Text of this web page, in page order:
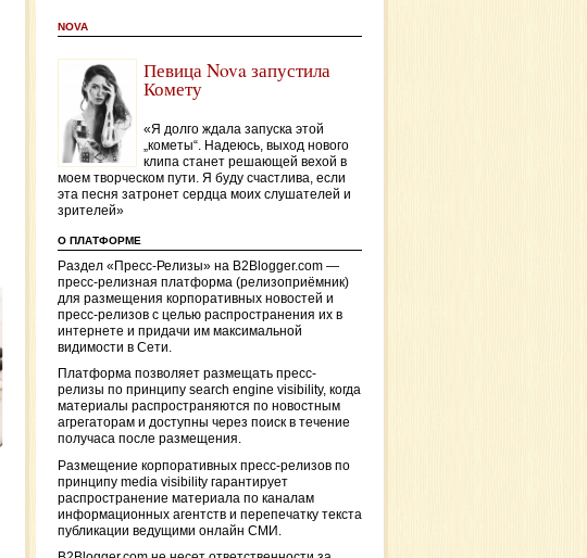
NOVA
Певица Nova запустила
Комету
«Я долго ждала запуска этой
„кометы“. Надеюсь, выход нового
клипа станет решающей вехой в
моем творческом пути. Я буду счастлива, если
эта песня затронет сердца моих слушателей и
зрителей»
О ПЛАТФОРМЕ
Раздел «Пресс-Релизы» на B2Blogger.com —
пресс-релизная платформа (релизоприёмник)
для размещения корпоративных новостей и
пресс-релизов с целью распространения их в
интернете и придачи им максимальной
видимости в Сети.
Платформа позволяет размещать пресс-
релизы по принципу search engine visibility, когда
материалы распространяются по новостным
агрегаторам и доступны через поиск в течение
получаса после размещения.
Размещение корпоративных пресс-релизов по
принципу media visibility гарантирует
распространение материала по каналам
информационных агентств и перепечатку текста
публикации ведущими онлайн СМИ.